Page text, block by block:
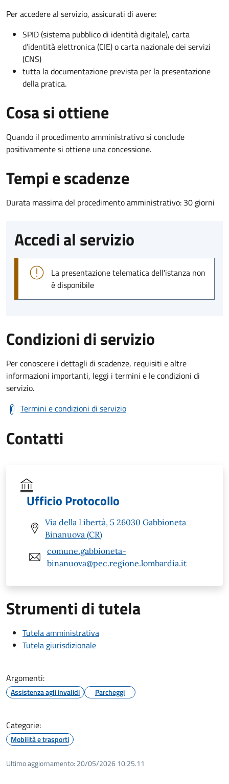
Per accedere al servizio, assicurati di avere:
SPID (sistema pubblico di identità digitale), carta
d’identità elettronica (CIE) o carta nazionale dei servizi
(CNS)
tutta la documentazione prevista per la presentazione
della pratica.
Cosa si ottiene
Quando il procedimento amministrativo si conclude
positivamente si ottiene una concessione.
Tempi e scadenze
Durata massima del procedimento amministrativo: 30 giorni
Accedi al servizio
La presentazione telematica dell'istanza non
è disponibile
Condizioni di servizio
Per conoscere i dettagli di scadenze, requisiti e altre
informazioni importanti, leggi i termini e le condizioni di
servizio.
Termini e condizioni di servizio
Contatti
Ufficio Protocollo
Via della Libertà, 5 26030 Gabbioneta
Binanuova (CR)
comune.gabbioneta-
binanuova@pec.regione.lombardia.it
Strumenti di tutela
Tutela amministrativa
Tutela giurisdizionale
Argomenti:
Assistenza agli invalidi Parcheggi
Categorie:
Mobilità e trasporti
Ultimo aggiornamento: 20/05/2026 10:25.11